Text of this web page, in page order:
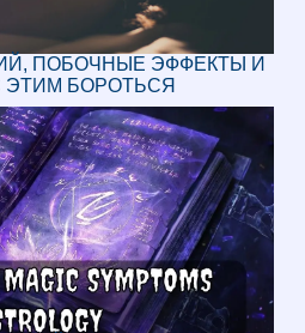
ПОБОЧНЫЕ ЭФФЕКТЫ И
ЭТИМ БОРОТЬСЯ